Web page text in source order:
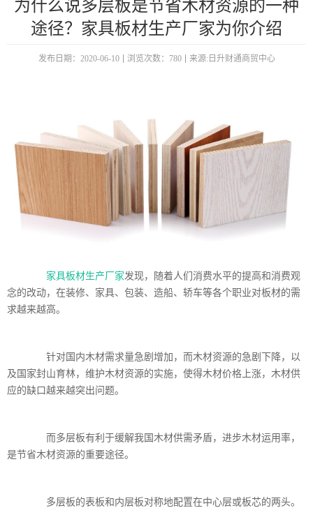
为什么说多层板是节省木材资源的一种
途径？家具板材生产厂家为你介绍
发布日期：2020-06-10 浏览次数：780 来源:日升财通商贸中心
家具板材生产厂家发现，随着人们消费水平的提高和消费观
念的改动，在装修、家具、包装、造船、轿车等各个职业对板材的需
求越来越高。
针对国内木材需求量急剧增加，而木材资源的急剧下降，以
及国家封山育林，维护木材资源的实施，使得木材价格上涨，木材供
应的缺口越来越突出问题。
而多层板有利于缓解我国木材供需矛盾，进步木材运用率，
是节省木材资源的重要途径。
多层板的表板和内层板对称地配置在中心层或板芯的两头。